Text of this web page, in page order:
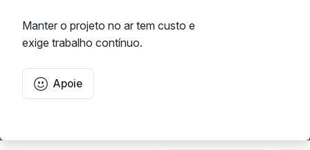
Manter o projeto no ar tem custo e
exige trabalho contínuo.
Apoie